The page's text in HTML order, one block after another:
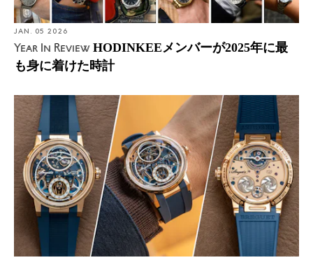
JAN. 05 2026
Year In ReviewHODINKEEメンバーが2025年に最
も身に着けた時計